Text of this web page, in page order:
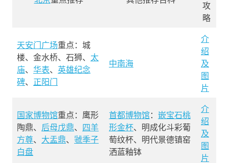
攻
略
天安门广场重点：城
楼、金水桥、石狮、 太
庙、 华表、 英雄纪念
碑、 正阳门
中南海
介
绍
及
图
片
国家博物馆重点：鹰形
陶鼎、 后母戊鼎、 四羊
方尊、 大盂鼎、 虢季子
白盘
首都博物馆 ： 嵌宝石桃
形金杯、明成化斗彩葡
萄纹杯、明代景德镇窑
洒蓝釉钵
介
绍
及
图
片